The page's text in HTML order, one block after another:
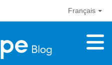
Français